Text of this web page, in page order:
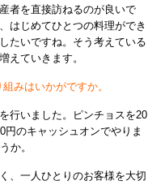
者を直接訪ねるのが良いで
はじめてひとつの料理ができ
たいですね。そう考えている
えていきます。
みはいかがですか。
行いました。ピンチョスを20
のキャッシュオンでやりま
か。
、一人ひとりのお客様を大切